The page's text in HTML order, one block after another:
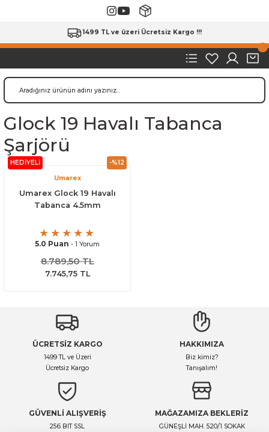
1499 TL ve üzeri Ücretsiz Kargo !!!
Glock 19 Havalı Tabanca
Şarjörü
-%12
HEDİYELİ
Umarex
Umarex Glock 19 Havalı
Tabanca 4.5mm
5.0 Puan - 1 Yorum
8.789,50 TL
7.745,75 TL
ÜCRETSİZ KARGO
1499 TL ve Üzeri
Ücretsiz Kargo
HAKKIMIZA
Biz kimiz?
Tanışalım!
GÜVENLİ ALIŞVERİŞ
256 BIT SSL
MAĞAZAMIZA BEKLERİZ
GÜNEŞLİ MAH. 520/1 SOKAK